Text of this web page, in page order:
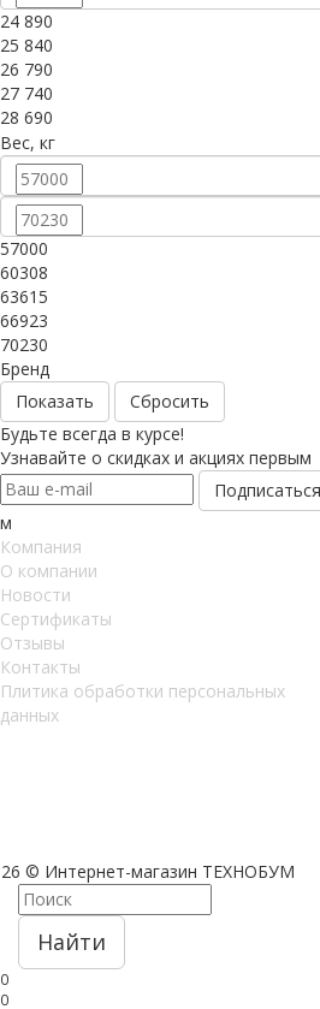
24 890
25 840
26 790
27 740
28 690
Вес, кг
57000
60308
63615
66923
70230
Бренд
Сбросить
Будьте всегда в курсе!
Узнавайте о скидках и акциях первым
м
Компания
О компании
Новости
Сертификаты
Отзывы
Контакты
Плитика обработки персональных
данных
© Интернет-магазин ТЕХНОБУМ
Найти
0
0